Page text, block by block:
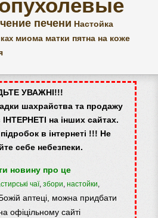
печени Настойка
миома матки пятна на коже
УВАЖНІ!!!
шахрайства та продажу
на інших сайтах.
в інтернеті !!! Не
себе небезпеки.
новину про це
чаї, збори, настойки,
аптеці, можна придбати
офіцільному сайті